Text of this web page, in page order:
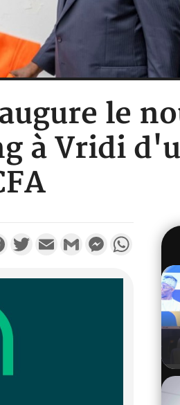
le
à Vridi
FacebookTwitterEmail Gmail MessengerWhatsApp
résiduels de cacao, des
sociétés coopératives et